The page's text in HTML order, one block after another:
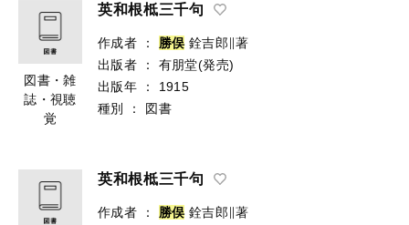
図書・雑
誌・視聴
覚
英和根柢三千句
作成者 ： 勝俣 銓吉郎∥著
出版者
：
有朋堂(発売)
出版年
：
1915
種別
： 図書
英和根柢三千句
作成者 ： 勝俣 銓吉郎∥著